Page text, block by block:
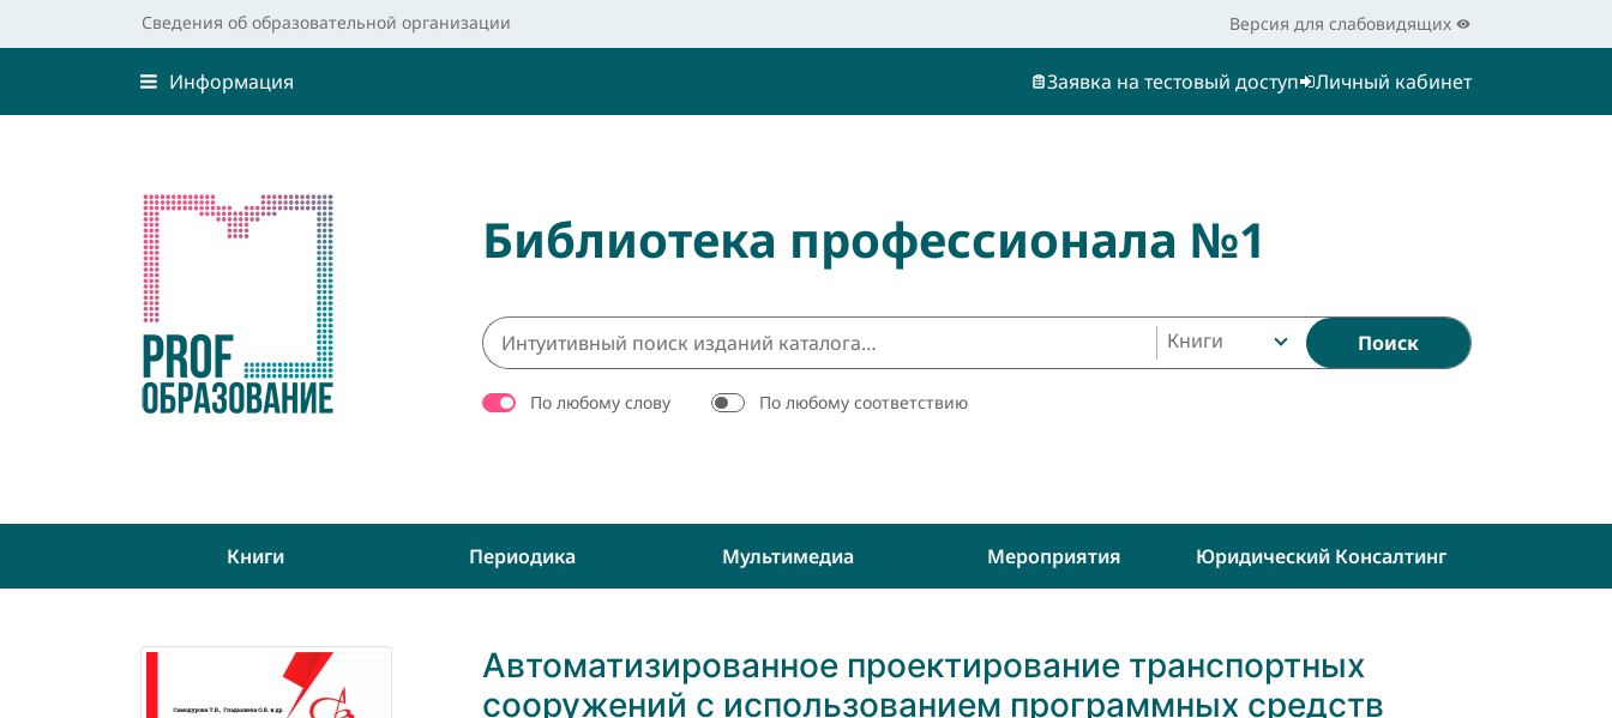
Сведения об образовательной организации Версия для слабовидящих
Информация Заявка на тестовый доступ Личный кабинет
Библиотека профессионала №1
Книги Поиск
По любому слову По любому соответствию
Книги Периодика Мультимедиа Мероприятия Юридический Консалтинг
Автоматизированное проектирование транспортных
сооружений с использованием программных средств